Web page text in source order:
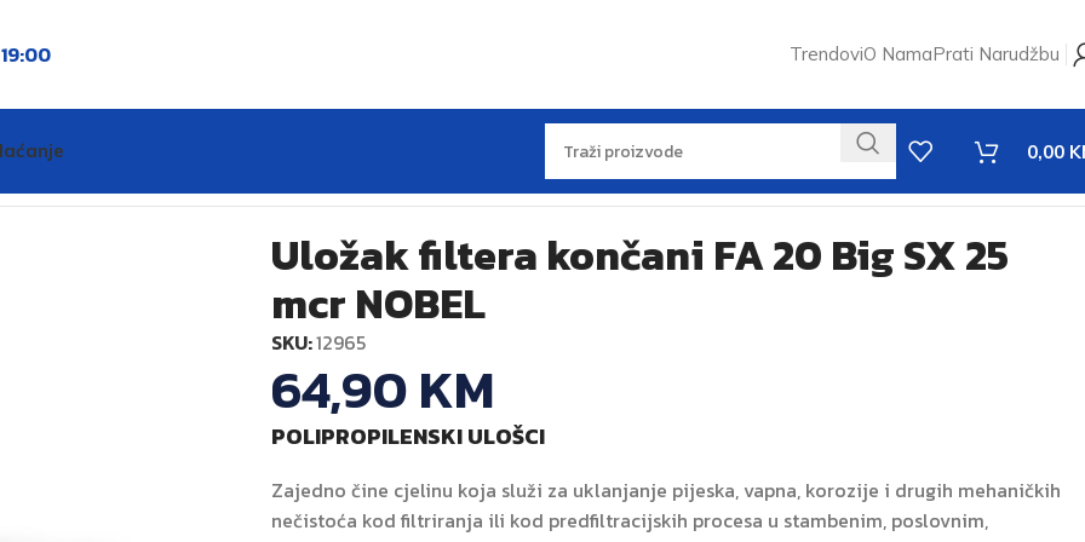
19:00 TrendoviO NamaPrati Narudžbu
0,00
Uložak filtera končani FA 20 Big SX 25
mcr NOBEL
SKU:12965
64,90KM
POLIPROPILENSKI ULOŠCI
Zajedno čine cjelinu koja služi za uklanjanje pijeska, vapna, korozije i drugih mehaničkih
nečistoća kod filtriranja ili kod predfiltracijskih procesa u stambenim, poslovnim,